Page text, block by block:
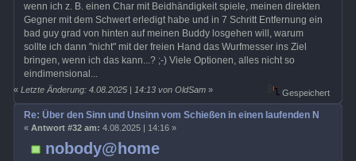
wenn ich z. B. einen Char mit Beidhändigkeit spiele, meinen direkten
Gegner mit dem Schwert erledigt habe und in 7 Schritt Entfernung ein
bad guy grad von hinten auf meinen Buddy losgehen will, warum
sollte ich dann "nicht" mit der freien Hand das Wurfmesser ins Ziel
bringen, wenn ich das kann...? ;-) Viele Optionen, alles nicht so
eindimensional...
«Letzte Änderung: 4.08.2025 | 14:13 von OldSam » Gespeichert
nobody@home
Re: Über den Sinn und Unsinn vom Schießen in einen laufenden
« Antwort #32 am: 4.08.2025 | 14:16 »